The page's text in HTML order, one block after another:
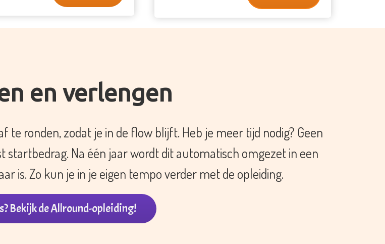
en verlengen
te ronden, zodat je in de flow blijft. Heb je meer tijd nodig? Geen
startbedrag. Na één jaar wordt dit automatisch omgezet in een
is. Zo kun je in je eigen tempo verder met de opleiding.
Bekijk de Allround-opleiding!